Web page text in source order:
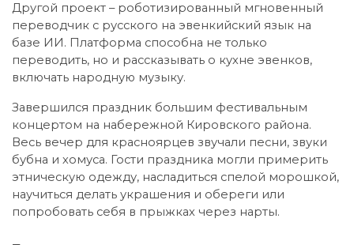
Другой проект – роботизированный мгновенный
переводчик с русского на эвенкийский язык на
базе ИИ. Платформа способна не только
переводить, но и рассказывать о кухне эвенков,
включать народную музыку.
Завершился праздник большим фестивальным
концертом на набережной Кировского района.
Весь вечер для красноярцев звучали песни, звуки
бубна и хомуса. Гости праздника могли примерить
этническую одежду, насладиться спелой морошкой,
научиться делать украшения и обереги или
попробовать себя в прыжках через нарты.